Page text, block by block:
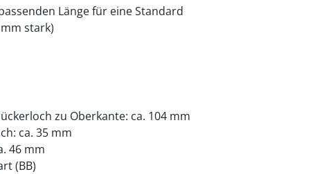
Länge für eine Standard
stark)
zu Oberkante: ca. 104 mm
ca. 35 mm
46 mm
(BB)